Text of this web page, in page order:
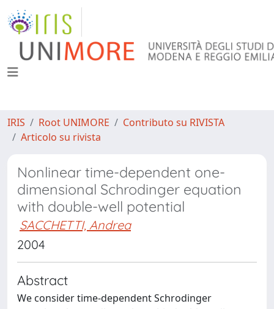
IRIS Root UNIMORE
Contributo su RIVISTA
Articolo su rivista
Nonlinear time-dependent one-
dimensional Schrodinger equation
with double-well potential
SACCHETTI, Andrea
2004
Abstract
We consider time-dependent Schrodinger